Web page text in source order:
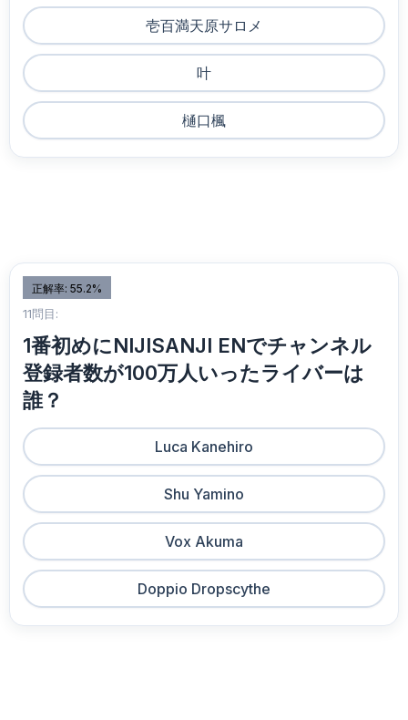
壱百満天原サロメ
叶
樋口楓
正解率: 55.2%
11問目:
1番初めにNIJISANJI ENでチャンネル
登録者数が100万人いったライバーは
誰？
Luca Kanehiro
Shu Yamino
Vox Akuma
Doppio Dropscythe